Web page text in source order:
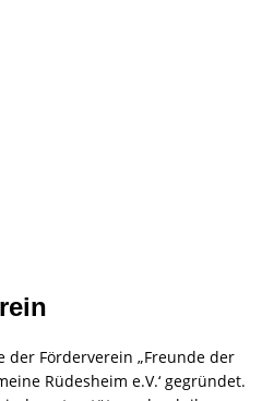
der Förderverein „Freunde der
Rüdesheim e.V.‘ gegründet.